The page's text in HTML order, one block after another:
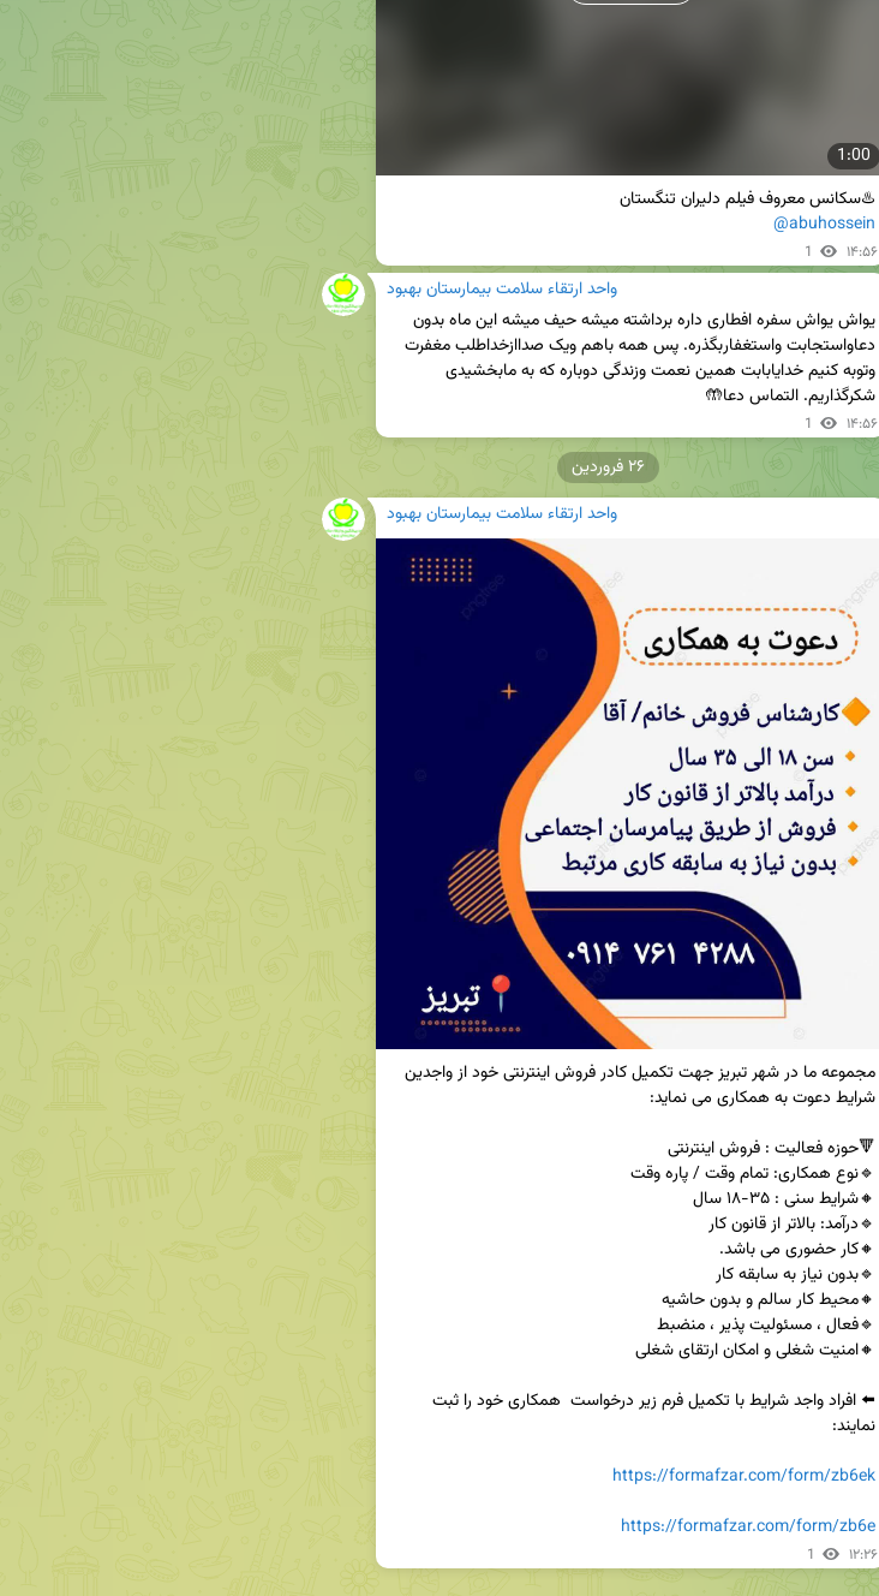
1:00
♨️سکانس معروف فیلم دلیران تنگستان
@abuhossein
1 ۱۴:۵۶
واحد ارتقاء سلامت بیمارستان بهبود
شکرگذاریم. التماس دعا🤲
1 ۱۴:۵۶
واحد ارتقاء سلامت بیمارستان بهبود
https://formafzar.com/form/zb6ek
https://formafzar.com/form/zb6e
1 ۱۲:۲۶
۲۶ فروردین